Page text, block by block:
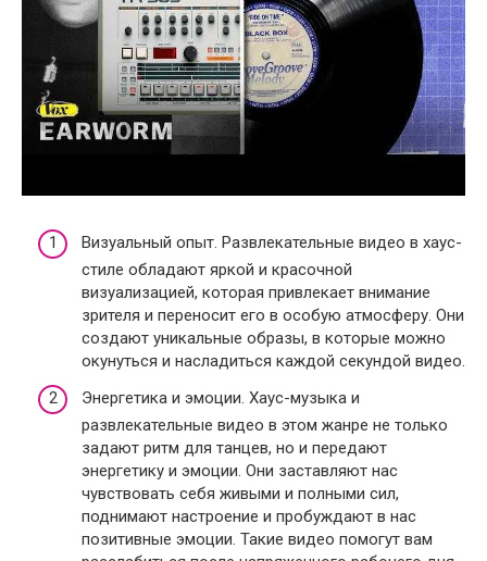
Визуальный опыт. Развлекательные видео в хаус-
стиле обладают яркой и красочной
визуализацией, которая привлекает внимание
зрителя и переносит его в особую атмосферу. Они
создают уникальные образы, в которые можно
окунуться и насладиться каждой секундой видео.
Энергетика и эмоции. Хаус-музыка и
развлекательные видео в этом жанре не только
задают ритм для танцев, но и передают
энергетику и эмоции. Они заставляют нас
чувствовать себя живыми и полными сил,
поднимают настроение и пробуждают в нас
позитивные эмоции. Такие видео помогут вам